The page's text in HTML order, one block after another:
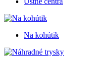
Na kohútik